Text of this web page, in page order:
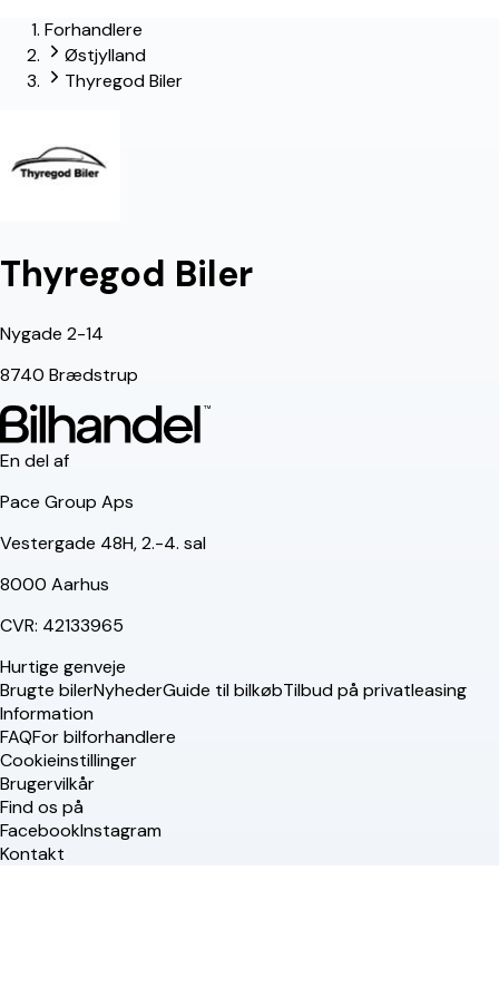
Forhandlere
Østjylland
Thyregod Biler
Thyregod Biler
Nygade 2-14
8740 Brædstrup
En del af
Pace Group Aps
Vestergade 48H, 2.-4. sal
8000 Aarhus
CVR: 42133965
Hurtige genveje
Brugte bilerNyhederGuide til bilkøbTilbud på privatleasing
Information
FAQFor bilforhandlere
Cookieinstillinger
Brugervilkår
Find os på
FacebookInstagram
Kontakt